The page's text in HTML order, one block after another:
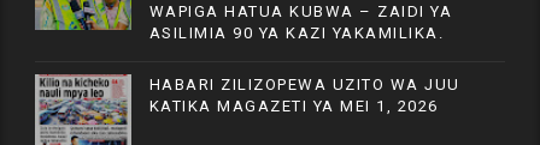
WAPIGA HATUA KUBWA – ZAIDI YA
ASILIMIA 90 YA KAZI YAKAMILIKA.
HABARI ZILIZOPEWA UZITO WA JUU
KATIKA MAGAZETI YA MEI 1, 2026